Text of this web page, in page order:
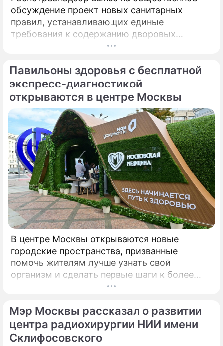
обсуждение проект новых санитарных
правил, устанавливающих единые
требования к содержанию дворовых
либо отсутствовали, либо трактовались по-
разному, пояснил депутат Госдумы,
председатель Союза дачников
Подмосковья» Никита Чаплин.
Павильоны здоровья с бесплатной
экспресс-диагностикой
открываются в центре Москвы
В центре Москвы открываются новые
городские пространства, призванные
помочь жителям лучше узнать свой
организм и сделать первые шаги к более
осознанному отношению к здоровью. Речь
начинают работу на столичных бульварах в
рамках масштабного городского проекта
«Лето в Москве».
Мэр Москвы рассказал о развитии
центра радиохирургии НИИ имени
Склифосовского